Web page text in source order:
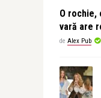
O rochie,
vară are
de Alex Pub